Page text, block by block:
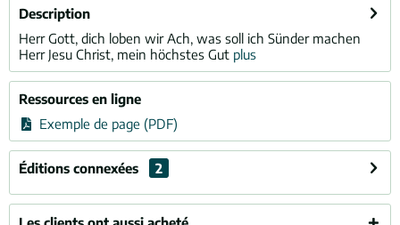
Description
Herr Gott, dich loben wir Ach, was soll ich Sünder machen
Herr Jesu Christ, mein höchstes Gut plus
Ressources en ligne
Exemple de page (PDF)
Éditions connexées 2